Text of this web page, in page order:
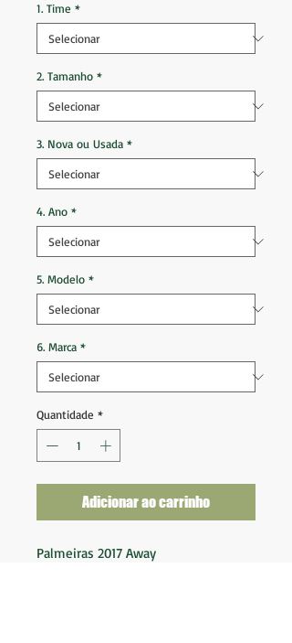
1. Time *
2. Tamanho *
3. Nova ou Usada *
4. Ano *
5. Modelo *
6. Marca *
Quantidade *
Adicionar ao carrinho
Palmeiras 2017 Away